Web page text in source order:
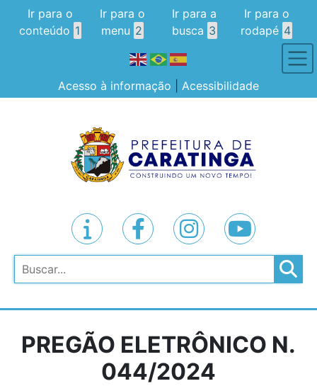
Ir para o
conteúdo 1
Ir para o
menu 2
Ir para a
busca 3
Ir para o
rodapé 4
Acesso à informação Acessibilidade
Pesquisar
PREGÃO ELETRÔNICO N.
044/2024